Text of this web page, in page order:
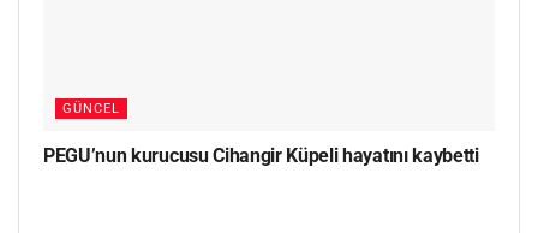
GÜNCEL
PEGU’nun kurucusu Cihangir Küpeli hayatını kaybetti